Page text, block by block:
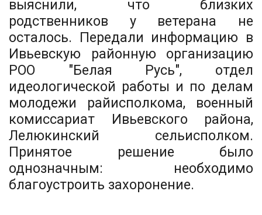
выяснили, что близких
родственников у ветерана не
осталось. Передали информацию в
Ивьевскую районную организацию
РОО "Белая Русь", отдел
идеологической работы и по делам
молодежи райисполкома, военный
комиссариат Ивьевского района,
Лелюкинский сельисполком.
Принятое решение было
однозначным: необходимо
благоустроить захоронение.